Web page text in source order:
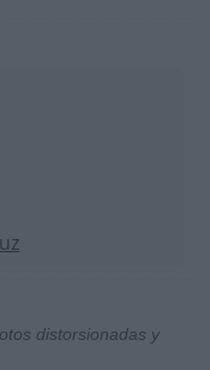
distorsionadas y